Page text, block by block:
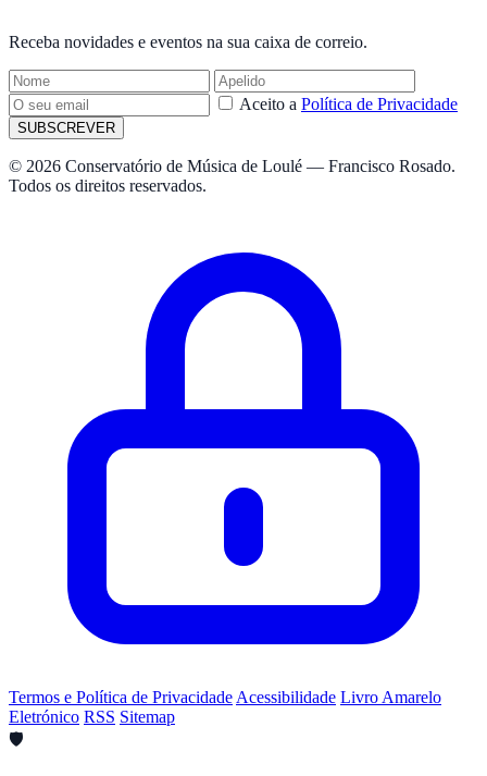
Receba novidades e eventos na sua caixa de correio.
Aceito a Política de Privacidade
SUBSCREVER
© 2026 Conservatório de Música de Loulé — Francisco Rosado.
Todos os direitos reservados.
Termos e Política de PrivacidadeAcessibilidade Livro Amarelo
Eletrónico RSS Sitemap
🛡️